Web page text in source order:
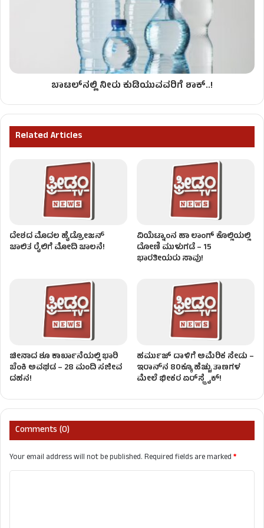
ಬಾಟಲ್​ನಲ್ಲಿ ನೀರು ಕುಡಿಯುವವರಿಗೆ ಶಾಕ್..!
Related Articles
ದೇಶದ ಮೊದಲ ಹೈಡ್ರೋಜನ್‌
ಚಾಲಿತ ರೈಲಿಗೆ ಮೋದಿ ಚಾಲನೆ!
ವಿಯೆಟ್ನಾಂನ ಹಾ ಲಾಂಗ್ ಕೊಲ್ಲಿಯಲ್ಲಿ
ದೋಣಿ ಮುಳುಗಡೆ – 15
ಭಾರತೀಯರು ಸಾವು!
ಚೀನಾದ ಶೂ ಕಾರ್ಖಾನೆಯಲ್ಲಿ ಭಾರಿ
ಬೆಂಕಿ ಅವಘಡ – 28 ಮಂದಿ ಸಜೀವ
ದಹನ!
ಹರ್ಮುಜ್ ದಾಳಿಗೆ ಅಮೆರಿಕ ಸೇಡು –
ಇರಾನ್‌ನ 80ಕ್ಕೂ ಹೆಚ್ಚು ತಾಣಗಳ
ಮೇಲೆ ಭೀಕರ ಏರ್‌ಸ್ಟ್ರೈಕ್‌!
Comments (0)
Your email address will not be published.Required fields are marked*